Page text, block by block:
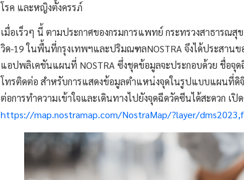
โรค และหญิงตั้งครรภ์
เมื่อเร็วๆ นี้ ตามประกาศของกรมการแพทย์ กระทรวงสาธารณ
วิด-19 ในพื้นที่กรุงเทพฯและปริมณฑลNOSTRA จึงได้ประสาน
แอปพลิเคชันแผนที่ NOSTRA ซึ่งชุดข้อมูลจะประกอบด้วย ชื่อจุ
โทรติดต่อ สำหรับการแสดงข้อมูลตำแหน่งจุดในรูปแบบแผนที่ดิ
ต่อการทำความเข้าใจและเดินทางไปยังจุดฉีดวัคซีนได้สะดวก
https://map.nostramap.com/NostraMap/?layer/